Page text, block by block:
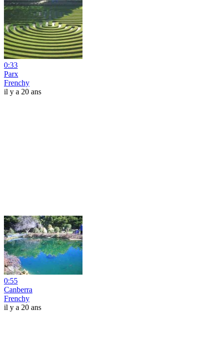
0:33
Parx
Frenchy
il y a 20 ans
0:55
Canberra
Frenchy
il y a 20 ans